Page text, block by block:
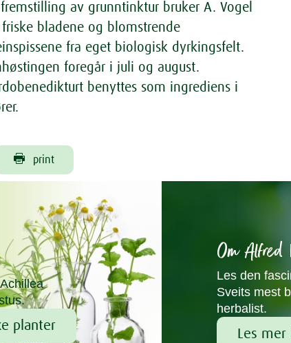
fremstilling av grunntinktur bruker A. Vogel
friske bladene og blomstrende
fra eget biologisk dyrkingsfelt.
foregår i juli og august.
benyttes som ingrediens i
 print
planter
Om Alfred
Les den
Sveits mest
herbalist.
Les mer